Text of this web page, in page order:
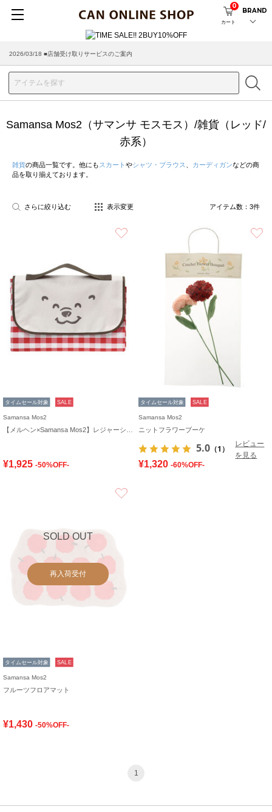
カート
0
BRAND
2026/03/18 ■店舗受け取りサービスのご案内
Samansa Mos2（サマンサ モスモス）/雑貨（レッド/
赤系）
雑貨の商品一覧です。他にも スカート やシャツ・ブラウス カーディガンなどの商
品を取り揃えております。
さらに絞り込む 表示変更 アイテム数： 3件
タイムセール対象 SALE
Samansa Mos2
¥1,925 -50%OFF-
タイムセール対象 SALE
Samansa Mos2
ニットフラワーブーケ
5.0 （1）
レビュー
を見る
¥1,320 -60%OFF-
SOLD OUT
再入荷受付
タイムセール対象 SALE
Samansa Mos2
フルーツフロアマット
¥1,430 -50%OFF-
1